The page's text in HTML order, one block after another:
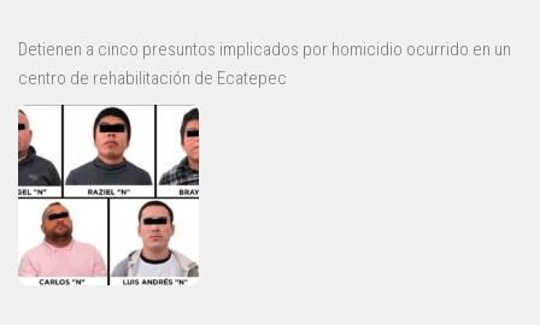
Detienen a cinco presuntos implicados por homicidio ocurrido en un
centro de rehabilitación de Ecatepec